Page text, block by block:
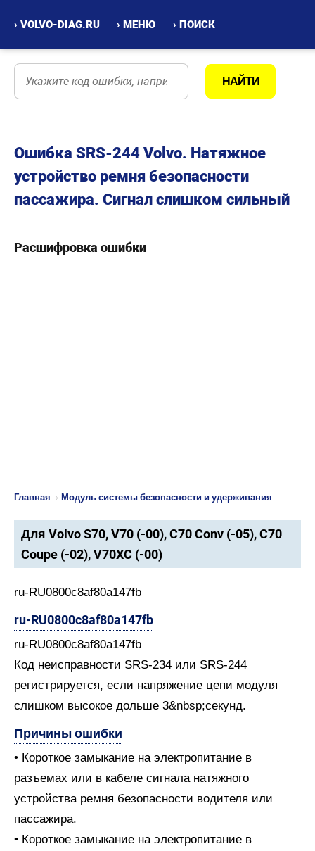
› VOLVO-DIAG.RU › МЕНЮ › ПОИСК
Ошибка SRS-244 Volvo. Натяжное
устройство ремня безопасности
пассажира. Сигнал слишком сильный
Расшифровка ошибки
Главная › Модуль системы безопасности и удерживания
Для Volvo S70, V70 (-00), C70 Conv (-05), C70
Coupe (-02), V70XC (-00)
ru-RU0800c8af80a147fb
ru-RU0800c8af80a147fb
ru-RU0800c8af80a147fb
Код неисправности SRS-234 или SRS-244
регистрируется, если напряжение цепи модуля
слишком высокое дольше 3&nbsp;секунд.
Причины ошибки
• Короткое замыкание на электропитание в
разъемах или в кабеле сигнала натяжного
устройства ремня безопасности водителя или
пассажира.
• Короткое замыкание на электропитание в